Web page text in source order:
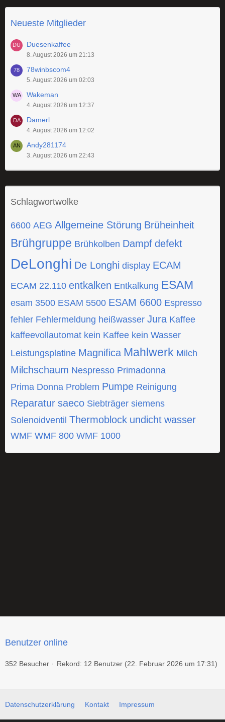
Neueste Mitglieder
Duesenkaffee
8. August 2026 um 21:13
78winbscom4
5. August 2026 um 02:03
Wakeman
4. August 2026 um 12:37
Damerl
4. August 2026 um 12:02
Andy281174
3. August 2026 um 22:43
Schlagwortwolke
6600 AEG Allgemeine Störung Brüheinheit
Brühgruppe Brühkolben Dampf defekt
DeLonghi De Longhi display ECAM
ECAM 22.110 entkalken Entkalkung ESAM
esam 3500 ESAM 5500 ESAM 6600 Espresso
fehler Fehlermeldung heißwasser Jura Kaffee
kaffeevollautomat kein Kaffee kein Wasser
Leistungsplatine Magnifica Mahlwerk Milch
Milchschaum Nespresso Primadonna
Prima Donna Problem Pumpe Reinigung
Reparatur saeco Siebträger siemens
Solenoidventil Thermoblock undicht wasser
WMF WMF 800 WMF 1000
Benutzer online
352 Besucher Rekord: 12 Benutzer (22. Februar 2026 um 17:31)
Datenschutzerklärung Kontakt Impressum